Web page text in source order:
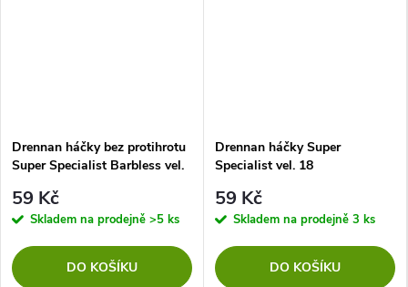
Drennan háčky bez protihrotu
Super Specialist Barbless vel.
59 Kč
Skladem na prodejně >5 ks
DO KOŠÍKU
Drennan háčky Super
Specialist vel. 18
59 Kč
Skladem na prodejně 3 ks
DO KOŠÍKU